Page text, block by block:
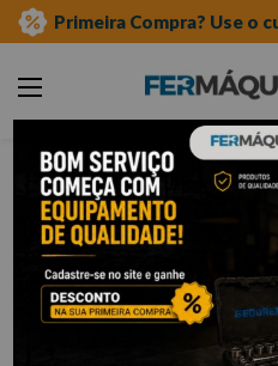
Primeira Compra? Use o
ferramentas